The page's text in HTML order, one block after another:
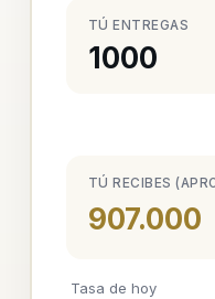
TÚ ENTREGAS
TÚ RECIBES
907.000
Tasa de hoy